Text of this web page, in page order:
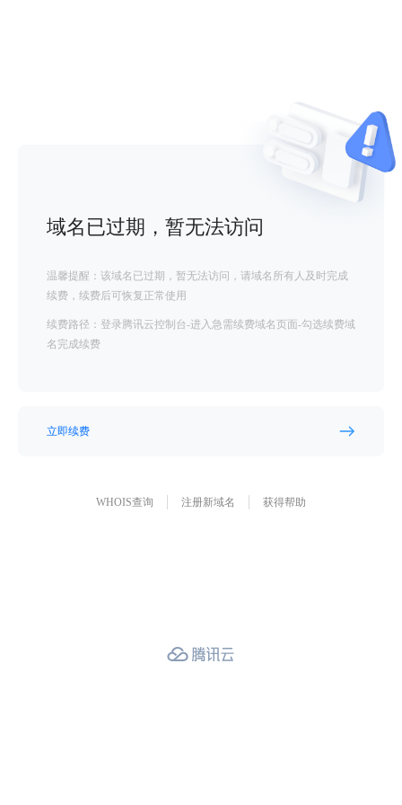
域名已过期，暂无法访问
温馨提醒：该域名已过期，暂无法访问，请域名所有人及时完成
续费，续费后可恢复正常使用
续费路径：登录腾讯云控制台-进入急需续费域名页面-勾选续费域
名完成续费
立即续费
WHOIS查询 注册新域名 获得帮助